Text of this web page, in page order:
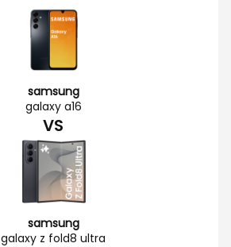
samsung
galaxy a16
VS
samsung
galaxy z fold8 ultra